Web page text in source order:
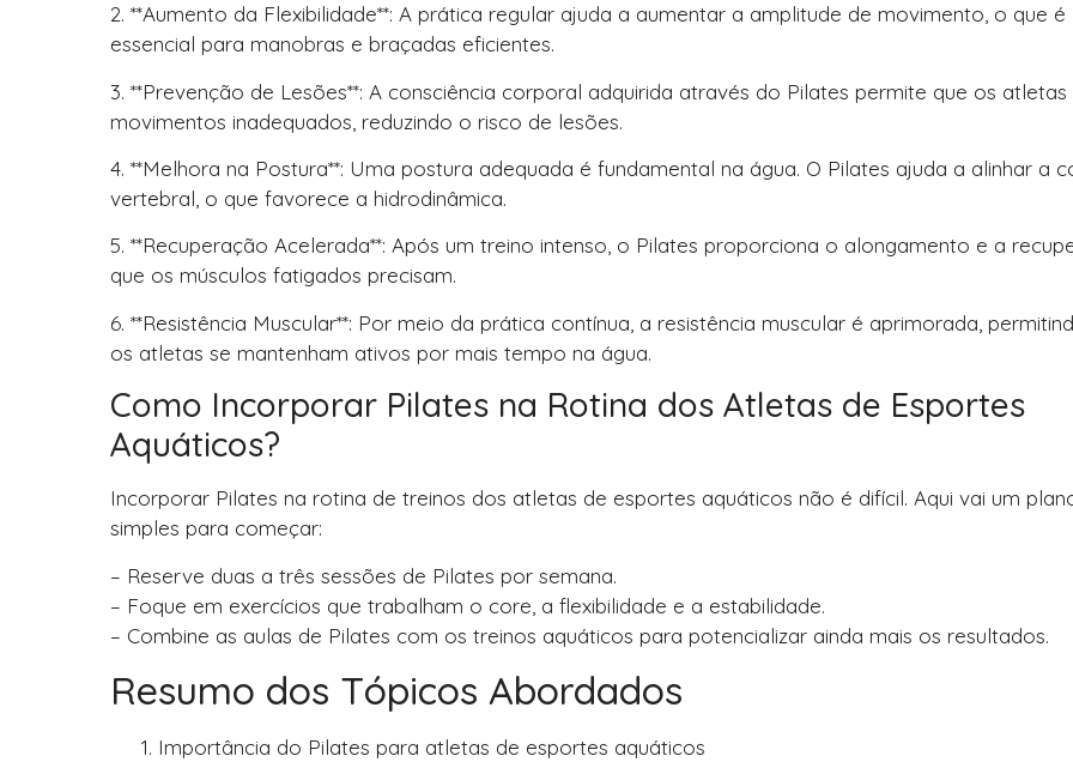
2. **Aumento da Flexibilidade**: A prática regular ajuda a aumentar a amplitude de movimento, o que é
essencial para manobras e braçadas eficientes.
3. **Prevenção de Lesões**: A consciência corporal adquirida através do Pilates permite que os
movimentos inadequados, reduzindo o risco de lesões.
4. **Melhora na Postura**: Uma postura adequada é fundamental na água. O Pilates ajuda a alinhar a
vertebral, o que favorece a hidrodinâmica.
5. **Recuperação Acelerada**: Após um treino intenso, o Pilates proporciona o alongamento e a
que os músculos fatigados precisam.
6. **Resistência Muscular**: Por meio da prática contínua, a resistência muscular é aprimorada,
os atletas se mantenham ativos por mais tempo na água.
Como Incorporar Pilates na Rotina dos Atletas de Esportes
Aquáticos?
Incorporar Pilates na rotina de treinos dos atletas de esportes aquáticos não é difícil. Aqui vai um
simples para começar:
– Reserve duas a três sessões de Pilates por semana.
– Foque em exercícios que trabalham o core, a flexibilidade e a estabilidade.
– Combine as aulas de Pilates com os treinos aquáticos para potencializar ainda mais os resultados.
Resumo dos Tópicos Abordados
Importância do Pilates para atletas de esportes aquáticos